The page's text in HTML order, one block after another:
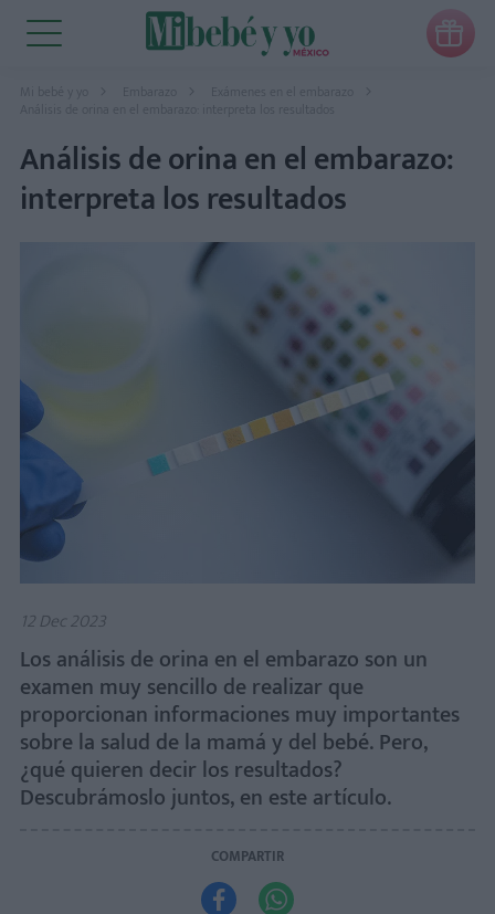

Mi bebé y yo Embarazo
Exámenes en el embarazo
Análisis de orina en el embarazo: interpreta los resultados
Análisis de orina en el embarazo:
interpreta los resultados
12 Dec 2023
Los análisis de orina en el embarazo son un
examen muy sencillo de realizar que
proporcionan informaciones muy importantes
sobre la salud de la mamá y del bebé. Pero,
¿qué quieren decir los resultados?
Descubrámoslo juntos, en este artículo.
COMPARTIR
 